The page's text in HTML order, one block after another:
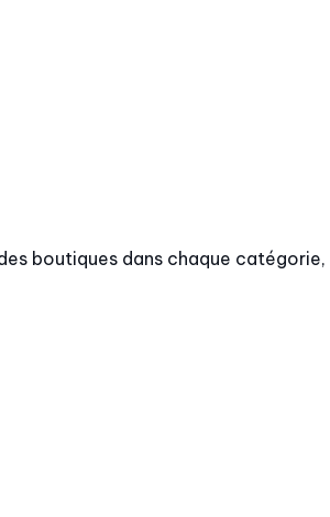
boutiques dans chaque catégorie,